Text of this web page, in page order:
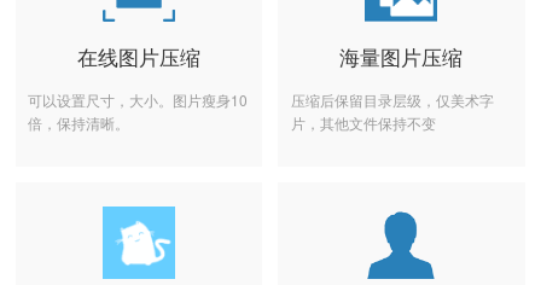
在线图片压缩
可以设置尺寸，大小。图片瘦身10
倍，保持清晰。
海量图片压缩
压缩后保留目录层级，仅美术字
片，其他文件保持不变